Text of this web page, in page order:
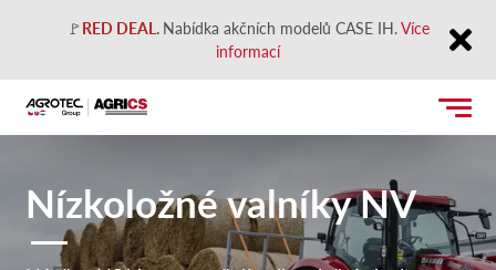
🚩RED DEAL. Nabídka akčních modelů CASE IH.Více
informací
Close
Nízkoložné valníky NV